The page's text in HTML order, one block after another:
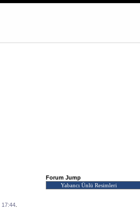
Forum Jump
17:44